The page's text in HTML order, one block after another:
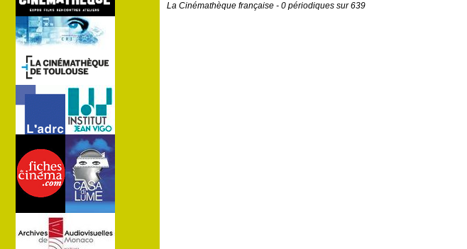
La Cinémathèque française - 0 périodiques sur 639